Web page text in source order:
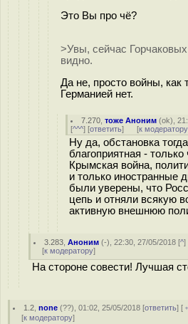
Это Вы про чё?
>Увы, сейчас
видно.
Да не, просто войны, как
Германией нет.
7.270 ,тоже Аноним (ok),
[^^^] [ответить] [к модератору
Ну да, обстановка
благоприятная - только
Крымская война,
и только иностранные
были уверены, что
цепь и отняли всякую
активную внешнюю
3.283 ,Аноним (-), 22:30, 27/05/2018 [^]
[к модератору]
На стороне совести! Лучшая
1.2 ,none (??), 01:02, 25/05/2018 [ответить] [
[к модератору]